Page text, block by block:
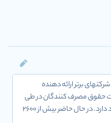
زمره شرکتهای برتر ارائه دهنده
حقوق مصرف کنندگان در طی
5 سال متوالی هستیم. در کارنامه فراگستر اجرای پروژه‌های موفق با سازمانها و نهادهای بزرگی مانند بانک ملی ایران، ایرانسل، دیوان عدالت اداری و … وجود دارد. در حال حاضر بیش از 2600